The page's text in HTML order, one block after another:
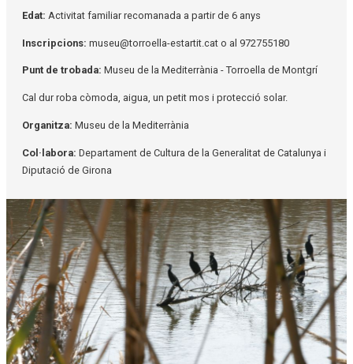
Edat: Activitat familiar recomanada a partir de 6 anys
Inscripcions: museu@torroella-estartit.cat o al 972755180
Punt de trobada: Museu de la Mediterrània - Torroella de Montgrí
Cal dur roba còmoda, aigua, un petit mos i protecció solar.
Organitza: Museu de la Mediterrània
Col·labora: Departament de Cultura de la Generalitat de Catalunya i
Diputació de Girona